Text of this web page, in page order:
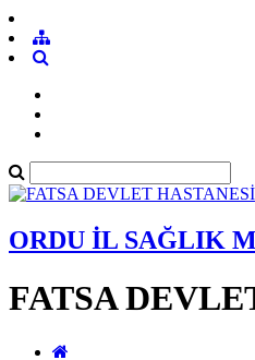
ORDU İL SAĞLIK
FATSA